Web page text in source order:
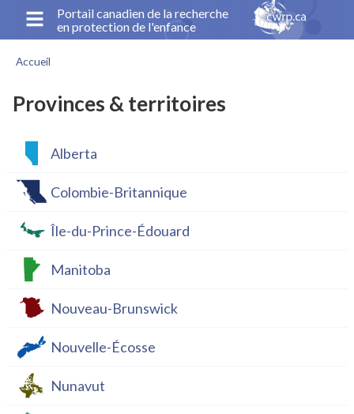
principal
Portail canadien de la recherche
en protection de l'enfance
d'Ariane
Accueil
Provinces & territoires
Alberta
Colombie-Britannique
Île-du-Prince-Édouard
Manitoba
Nouveau-Brunswick
Nouvelle-Écosse
Nunavut